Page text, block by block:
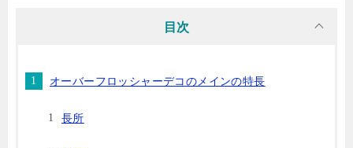
目次
オーバーフロッシャーデコのメインの特長
長所